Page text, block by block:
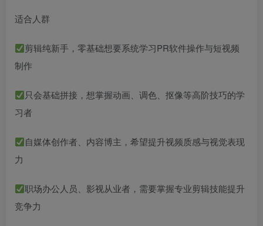
适合人群
剪辑纯新手，零基础想要系统学习PR软件操作与短视频
制作
只会基础拼接，想掌握动画、调色、抠像等高阶技巧的学
习者
自媒体创作者、内容博主，希望提升视频质感与视觉表现
力
职场办公人员、影视从业者，需要掌握专业剪辑技能提升
竞争力